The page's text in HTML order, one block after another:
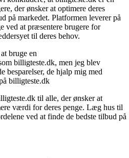
der ønsker at optimere deres
på markedet. Platformen leverer på
ved at præsentere brugere for
til deres behov.
bruge en
billigteste.dk, men jeg blev
besparelser, de hjalp mig med
billigteste.dk
til alle, der ønsker at
værdi for deres penge. Læg hus til
ved at finde de bedste tilbud på